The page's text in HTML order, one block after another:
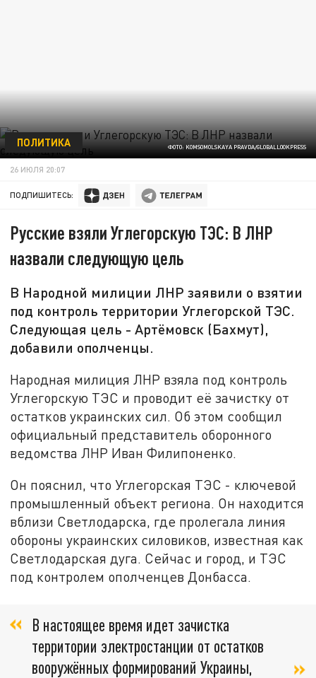
ФОТО: KOMSOMOLSKAYA PRAVDA/GLOBALLOOKPRESS
ПОЛИТИКА
26 ИЮЛЯ 20:07
ПОДПИШИТЕСЬ:
Русские взяли Углегорскую ТЭС: В ЛНР
назвали следующую цель
В Народной милиции ЛНР заявили о взятии
под контроль территории Углегорской ТЭС.
Следующая цель - Артёмовск (Бахмут),
добавили ополченцы.
Народная милиция ЛНР взяла под контроль
Углегорскую ТЭС и проводит её зачистку от
остатков украинских сил. Об этом сообщил
официальный представитель оборонного
ведомства ЛНР Иван Филипоненко.
Он пояснил, что Углегорская ТЭС - ключевой
промышленный объект региона. Он находится
вблизи Светлодарска, где пролегала линия
обороны украинских силовиков, известная как
Светлодарская дуга. Сейчас и город, и ТЭС
под контролем ополченцев Донбасса.
В настоящее время идет зачистка
территории электростанции от остатков
вооружённых формирований Украины,